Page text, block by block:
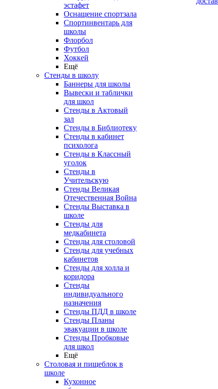
эстафет
Оснащение спортзала
Спортинвентарь для
школы
Флорбол
Футбол
Хоккей
Ещё
Стенды в школу
Баннеры для школы
Вывески и таблички
для школ
Стенды в Актовый
зал
Стенды в Библиотеку
Стенды в кабинет
психолога
Стенды в Классный
уголок
Стенды в
Учительскую
Стенды Великая
Отечественная Война
Стенды Выставка в
школе
Стенды для
медкабинета
Стенды для столовой
Стенды для учебных
кабинетов
Стенды для холла и
коридора
Стенды
индивидуального
назначения
Стенды ПДД в школе
Стенды Планы
эвакуации в школе
Стенды Пробковые
для школ
Ещё
Столовая и пищеблок в
школе
Кухонное